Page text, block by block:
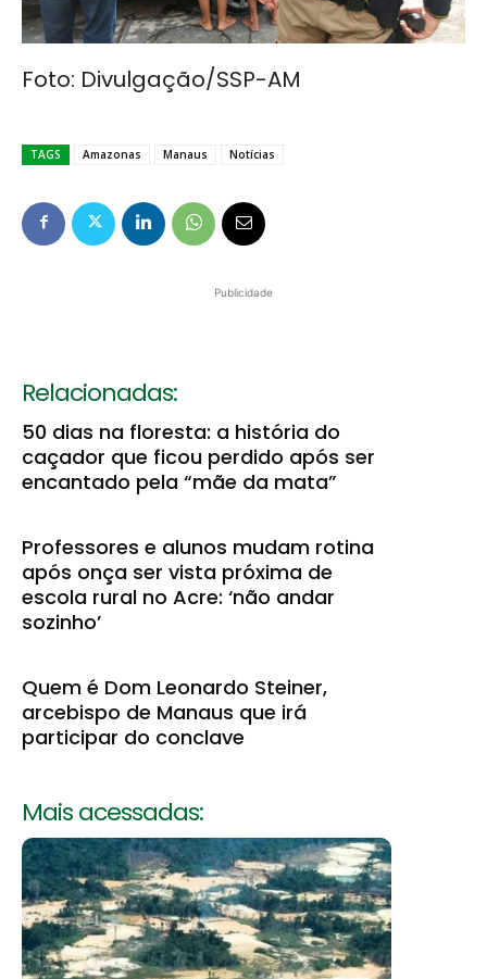
Foto: Divulgação/SSP-AM
TAGS Amazonas Manaus Notícias
Publicidade
Relacionadas:
50 dias na floresta: a história do
caçador que ficou perdido após ser
encantado pela “mãe da mata”
Professores e alunos mudam rotina
após onça ser vista próxima de
escola rural no Acre: ‘não andar
sozinho’
Quem é Dom Leonardo Steiner,
arcebispo de Manaus que irá
participar do conclave
Mais acessadas: